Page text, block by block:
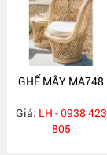
GHẾ MÂY MA748
Giá: LH - 0938 423
805